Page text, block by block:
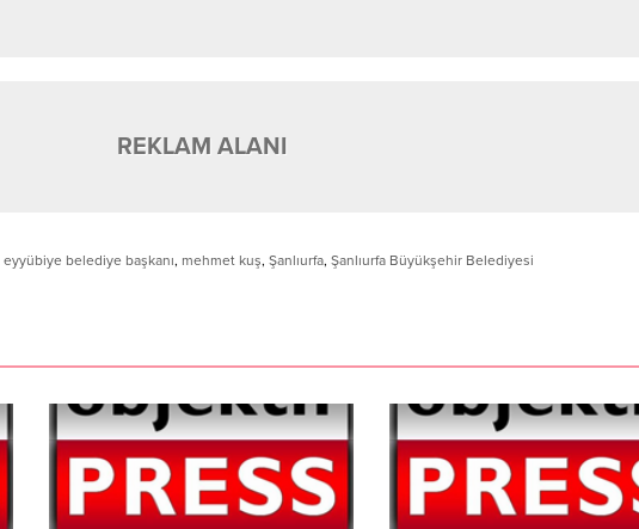
REKLAM ALANI
eyyübiye belediye başkanı, mehmet kuş, Şanlıurfa, Şanlıurfa Büyükşehir Belediyesi